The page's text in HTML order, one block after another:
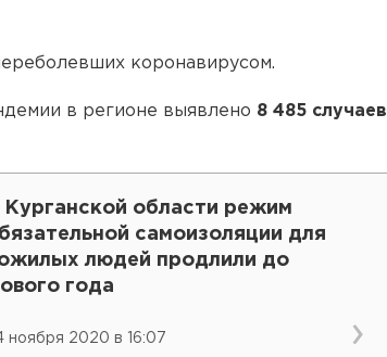
коронавирусом.
в регионе выявлено 8 485 случаев
Курганской области режим
самоизоляции для
людей продлили до
года
ноября 2020 в 16:07